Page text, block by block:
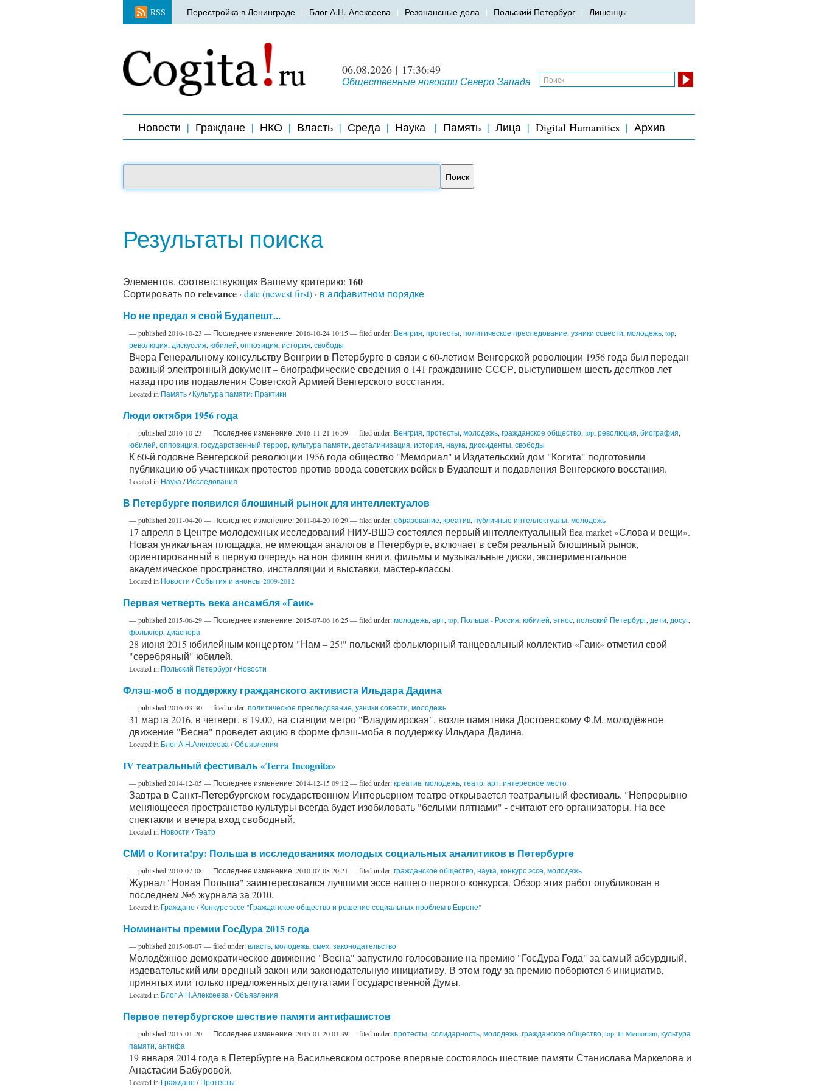
RSS Перестройка в Ленинграде Блог А.Н. Алексеева Резонансные дела Польский Петербург Лишенцы
06.08.2026 | 17:36:49
Общественные новости Северо-Запада
Новости Граждане НКО Власть Среда Наука Память Лица Digital Humanities Архив
Результаты поиска
Элементов, соответствующих Вашему критерию: 160
Сортировать поrelevance · date (newest first) · в алфавитном порядке
Но не предал я свой Будапешт...
—published2016-10-23 — Последнее изменение:2016-10-24 10:15— filed under: Венгрия, протесты, политическое преследование, узники совести, молодежь, top,
революция, дискуссия, юбилей, оппозиция, история, свободы
Вчера Генеральному консульству Венгрии в Петербурге в связи с 60-летием Венгерской революции 1956 года был передан
важный электронный документ – биографические сведения о 141 гражданине СССР, выступившем шесть десятков лет
назад против подавления Советской Армией Венгерского восстания.
Located in Память/Культура памяти: Практики
Люди октября 1956 года
—published2016-10-23 — Последнее изменение:2016-11-21 16:59— filed under: Венгрия, протесты, молодежь, гражданское общество, top, революция, биография,
юбилей, оппозиция, государственный террор, культура памяти, десталинизация, история, наука, диссиденты, свободы
К 60-й годовне Венгерской революции 1956 года общество "Мемориал" и Издательский дом "Когита" подготовили
публикацию об участниках протестов против ввода советских войск в Будапешт и подавления Венгерского восстания.
Located in Наука /Исследования
В Петербурге появился блошиный рынок для интеллектуалов
—published2011-04-20— Последнее изменение:2011-04-20 10:29— filed under:образование, креатив, публичные интеллектуалы, молодежь
17 апреля в Центре молодежных исследований НИУ-ВШЭ состоялся первый интеллектуальный flea market «Слова и вещи».
Новая уникальная площадка, не имеющая аналогов в Петербурге, включает в себя реальный блошиный рынок,
ориентированный в первую очередь на нон-фикшн-книги, фильмы и музыкальные диски, экспериментальное
академическое пространство, инсталляции и выставки, мастер-классы.
Located in Новости /События и анонсы 2009-2012
Первая четверть века ансамбля «Гаик»
—published2015-06-29— Последнее изменение:2015-07-06 16:25— filed under:молодежь, арт, top, Польша - Россия, юбилей, этнос, польский Петербург, дети, досуг,
фольклор, диаспора
28 июня 2015 юбилейным концертом "Нам – 25!" польский фольклорный танцевальный коллектив «Гаик» отметил свой
"серебряный" юбилей.
Located in Польский Петербург/Новости
Флэш-моб в поддержку гражданского активиста Ильдара Дадина
—published2016-03-30— filed under:политическое преследование, узники совести, молодежь
31 марта 2016, в четверг, в 19.00, на станции метро "Владимирская", возле памятника Достоевскому Ф.М. молодёжное
движение "Весна" проведет акцию в форме флэш-моба в поддержку Ильдара Дадина.
Located in Блог А.Н.Алексеева /Объявления
IV театральный фестиваль «Terra Incognita»
—published2014-12-05— Последнее изменение:2014-12-15 09:12— filed under:креатив, молодежь, театр, арт, интересное место
Завтра в Санкт-Петербургском государственном Интерьерном театре открывается театральный фестиваль. "Непрерывно
меняющееся пространство культуры всегда будет изобиловать "белыми пятнами" - считают его организаторы. На все
спектакли и вечера вход свободный.
Located in Новости /Театр
СМИ о Когита!ру: Польша в исследованиях молодых социальных аналитиков в Петербурге
—published2010-07-08— Последнее изменение:2010-07-08 20:21 — filed under:гражданское общество, наука, конкурс эссе, молодежь
Журнал "Новая Польша" заинтересовался лучшими эссе нашего первого конкурса. Обзор этих работ опубликован в
последнем №6 журнала за 2010.
Located in Граждане /Конкурс эссе "Гражданское общество и решение социальных проблем в Европе"
Номинанты премии ГосДура 2015 года
—published2015-08-07— filed under:власть, молодежь, смех, законодательство
Молодёжное демократическое движение "Весна" запустило голосование на премию "ГосДура Года" за самый абсурдный,
издевательский или вредный закон или законодательную инициативу. В этом году за премию поборются 6 инициатив,
принятых или только предложенных депутатами Государственной Думы.
Located in Блог А.Н.Алексеева /Объявления
Первое петербургское шествие памяти антифашистов
—published2015-01-20— Последнее изменение:2015-01-20 01:39— filed under:протесты, солидарность, молодежь, гражданское общество, top, In Memoriam, культура
памяти, антифа
19 января 2014 года в Петербурге на Васильевском острове впервые состоялось шествие памяти Станислава Маркелова и
Анастасии Бабуровой.
Located in Граждане /Протесты